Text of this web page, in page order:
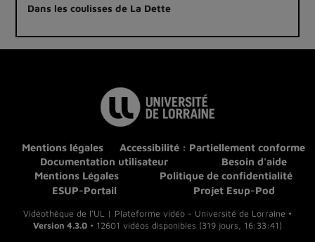
Dans les coulisses de La Dette
Mentions légales
Accessibilité : Partiellement conforme
Documentation utilisateur
Besoin d'aide
Mentions Légales
Politique de confidentialité
ESUP-Portail
Projet Esup-Pod
Vidéothèque de l'UL | Plateforme vidéo - Université de Lorraine •
Version 4.3.0 • 12601 vidéos disponibles (319 jours, 16:33:41)